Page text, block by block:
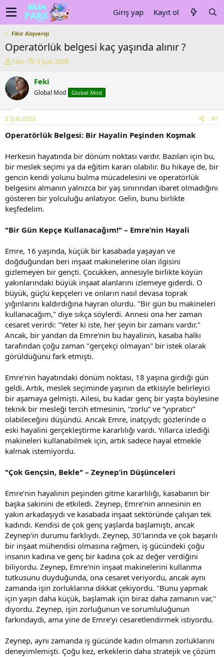
Giriş yap Kayıt ol
Fikir Alışverişi
Operatörlük belgesi kaç yaşında alınır ?
K
n
u
y
b
a
ş
l
t
a
n
Feki
B
ş
a
ç
r
i
h
3 Şub 2026
Feki
Global Mod Global Mod
3 Şub 2026 #1
Operatörlük Belgesi: Bir Hayalin Peşinden Koşmak
Herkesin hayatında bir dönüm noktası vardır. Bazıları için bu,
bir meslek seçimi ya da eğitim kararı olabilir. Bu hikaye de, bir
gencin kendi yolunu bulma mücadelesini ve operatörlük
belgesini almanın yalnızca bir yaş sınırından ibaret olmadığını
gösteren bir yolculuğu anlatıyor. Gelin, bunu birlikte
keşfedelim.
"Bir Gün Kepçe Kullanacağım!" – Emre’nin Hayali
Emre, 16 yaşında, küçük bir kasabada yaşayan ve
doğduğundan beri inşaat makinelerine olan ilgisini
gizlemeyen bir gençti. Çocukken, annesiyle birlikte köyün
yakınlarındaki büyük inşaat alanlarını izlemeye giderdi. O
büyük, güçlü kepçeleri ve onların nasıl devasa toprak
yığınlarını kaldırdığına hayran olurdu. "Bir gün bu makineleri
kullanacağım," diye sıkça söylerdi. Annesi ona her zaman
cesaret verirdi: "Yeter ki iste, her şeyin bir zamanı vardır."
Ancak, bir yandan da Emre'nin bu hayalinin, kasaba halkı
tarafından çoğu zaman "gerçekçi olmayan" bir istek olarak
görüldüğünü fark etmişti.
Emre'nin hayatındaki dönüm noktası, 18 yaşına girdiği gün
geldi. Artık, meslek seçiminde yaşının da etkisiyle belirleyici
bir aşamaya gelmişti. Ailesi, bu kadar genç bir yaşta böylesine
teknik bir mesleği tercih etmesinin, “zorlu” ve “yıpratıcı”
olabileceğini düşündü. Ancak Emre, inatçıydı; gözlerinde o
eski hayalini gerçekleştirme kararlılığı vardı. Yıllarca izlediği
makineleri kullanabilmek için, artık sadece hayal etmekle
kalmak istemiyordu.
"Çok Gençsin, Bekle" – Zeynep’in Düşünceleri
Emre’nin hayalinin peşinden gitme kararlılığı, kasabanın bir
başka sakinini de etkiledi. Zeynep, Emre’nin annesinin en
yakın arkadaşıydı ve kasabada inşaat sektöründe çalışan tek
kadındı. Kendisi de çok genç yaşlarda başlamıştı, ancak
Zeynep'in durumu farklıydı. Zeynep, 30'larında ve çok başarılı
bir inşaat mühendisi olmasına rağmen, iş gücündeki çoğu
insanın kadına ve genç bir kadına çok az değer verdiğini
biliyordu. Zeynep, Emre'nin inşaat makinelerini kullanma
tutkusunu duyduğunda, ona cesaret veriyordu, ancak aynı
zamanda işin zorluklarına dikkat çekiyordu. "Bunu yapmak
için yaşın daha küçük, başlamak için biraz daha zamanın var,"
diyordu. Zeynep, işin zorluğunun ve sorumluluğunun
farkındaydı, ama yine de Emre'yi cesaretlendirmek istiyordu.
Zeynep, aynı zamanda iş gücünde kadın olmanın zorluklarını
deneyimlemişti. Çoğu kez, erkeklerin daha stratejik ve çözüm